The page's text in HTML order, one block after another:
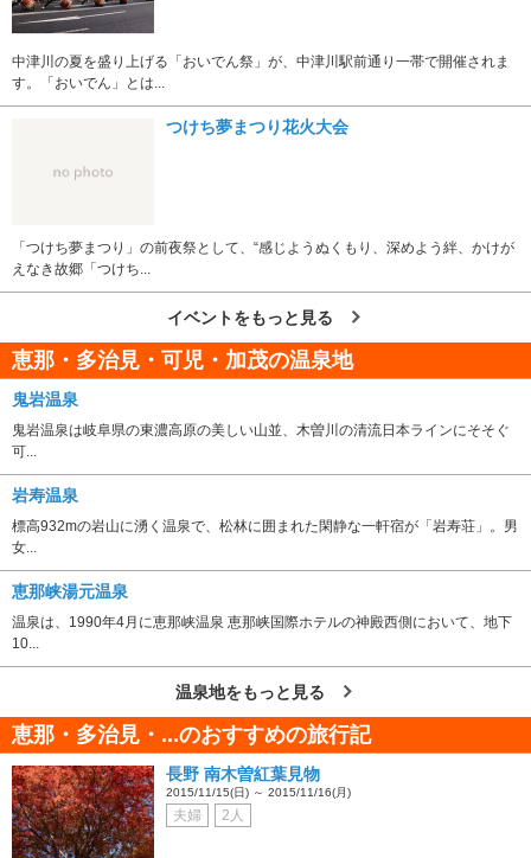
中津川の夏を盛り上げる「おいでん祭」が、中津川駅前通り一帯で開催されま
す。「おいでん」とは...
つけち夢まつり花火大会
「つけち夢まつり」の前夜祭として、“感じようぬくもり、深めよう絆、かけが
えなき故郷「つけち...
イベントをもっと見る
恵那・多治見・可児・加茂の温泉地
鬼岩温泉
鬼岩温泉は岐阜県の東濃高原の美しい山並、木曽川の清流日本ラインにそそぐ
可...
岩寿温泉
標高932mの岩山に湧く温泉で、松林に囲まれた閑静な一軒宿が「岩寿荘」。男
女...
恵那峡湯元温泉
温泉は、1990年4月に恵那峡温泉 恵那峡国際ホテルの神殿西側において、地下
10...
温泉地をもっと見る
恵那・多治見・...のおすすめの旅行記
長野 南木曽紅葉見物
2015/11/15(日) ～ 2015/11/16(月)
夫婦 2人